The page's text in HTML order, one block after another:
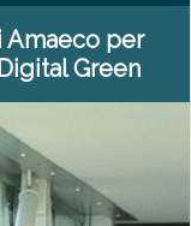
Amaeco per
Green